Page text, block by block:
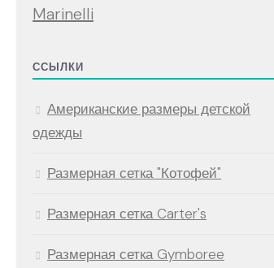
Marinelli
ССЫЛКИ
Американские размеры детской
одежды
Размерная сетка "Котофей"
Размерная сетка Carter's
Размерная сетка Gymboree